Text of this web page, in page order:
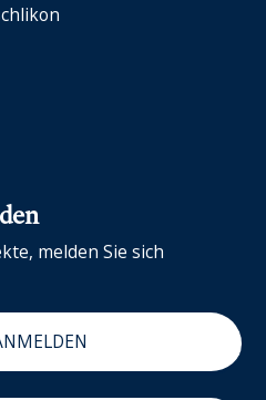
melden Sie sich